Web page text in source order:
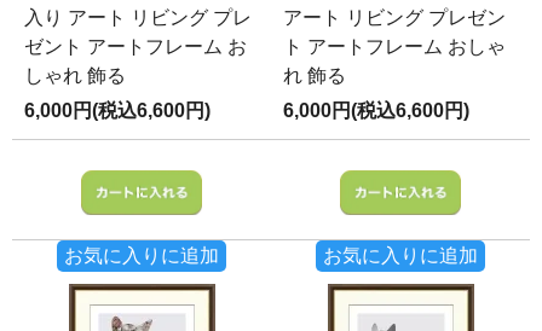
入り アート リビング プレ
ゼント アートフレーム お
しゃれ 飾る
6,000円(税込6,600円)
お気に入りに追加
アート リビング プレゼン
ト アートフレーム おしゃ
れ 飾る
6,000円(税込6,600円)
お気に入りに追加